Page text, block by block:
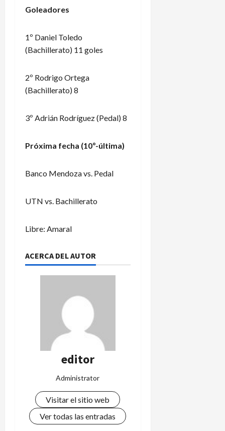
Goleadores
1º Daniel Toledo
(Bachillerato) 11 goles
2º Rodrigo Ortega
(Bachillerato) 8
3º Adrián Rodríguez (Pedal) 8
Próxima fecha (10º-última)
Banco Mendoza vs. Pedal
UTN vs. Bachillerato
Libre: Amaral
ACERCA DEL AUTOR
editor
Administrator
Visitar el sitio web
Ver todas las entradas